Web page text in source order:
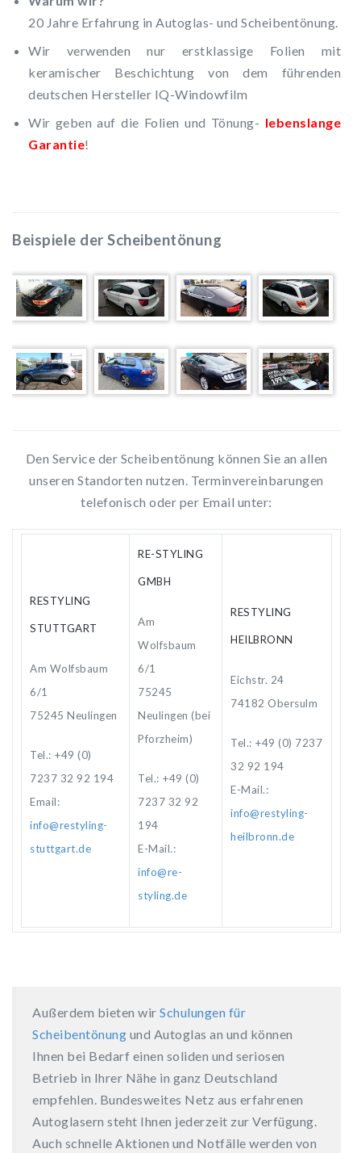
20 Jahre Erfahrung in Autoglas- und Scheibentönung.
Wir verwenden nur erstklassige Folien mit
keramischer Beschichtung von dem führenden
deutschen Hersteller IQ-Windowfilm
Wir geben auf die Folien und Tönung- lebenslange
Garantie!
Beispiele der Scheibentönung
Den Service der Scheibentönung können Sie an allen
unseren Standorten nutzen. Terminvereinbarungen
telefonisch oder per Email unter:
RESTYLING
STUTTGART
Am Wolfsbaum
6/1
75245 Neulingen
Tel.: +49 (0)
7237 32 92 194
Email:
info@restyling-
stuttgart.de
RE-STYLING
GMBH
Am
Wolfsbaum
6/1
75245
Neulingen (bei
Pforzheim)
Tel.: +49 (0)
7237 32 92
194
E-Mail.:
info@re-
styling.de
RESTYLING
HEILBRONN
Eichstr. 24
74182 Obersulm
Tel.: +49 (0) 7237
32 92 194
E-Mail.:
info@restyling-
heilbronn.de
Außerdem bieten wir Schulungen für
Scheibentönung und Autoglas an und können
Ihnen bei Bedarf einen soliden und seriosen
Betrieb in Ihrer Nähe in ganz Deutschland
empfehlen. Bundesweites Netz aus erfahrenen
Autoglasern steht Ihnen jederzeit zur Verfügung.
Auch schnelle Aktionen und Notfälle werden von